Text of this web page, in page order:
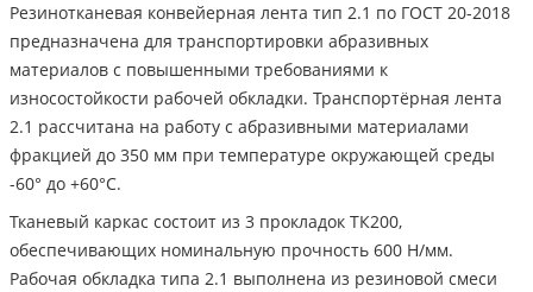
Резинотканевая конвейерная лента тип 2.1 по ГОСТ 20-2018
предназначена для транспортировки абразивных
материалов с повышенными требованиями к
износостойкости рабочей обкладки. Транспортёрная лента
2.1 рассчитана на работу с абразивными материалами
фракцией до 350 мм при температуре окружающей среды
-60° до +60°C.
Тканевый каркас состоит из 3 прокладок ТК200,
обеспечивающих номинальную прочность 600 Н/мм.
Рабочая обкладка типа 2.1 выполнена из резиновой смеси